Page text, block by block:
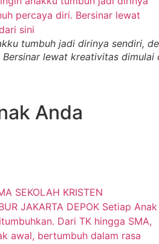
tumbuh jadi dirinya sendiri,
lewat kreativitas dimulai
Anda